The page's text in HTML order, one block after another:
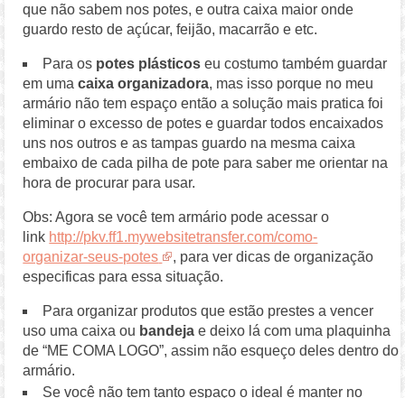
que não sabem nos potes, e outra caixa maior onde
guardo resto de açúcar, feijão, macarrão e etc.
Para os potes plásticos eu costumo também guardar
em uma caixa organizadora, mas isso porque no meu
armário não tem espaço então a solução mais pratica foi
eliminar o excesso de potes e guardar todos encaixados
uns nos outros e as tampas guardo na mesma caixa
embaixo de cada pilha de pote para saber me orientar na
hora de procurar para usar.
Obs: Agora se você tem armário pode acessar o
link http://pkv.ff1.mywebsitetransfer.com/como-
organizar-seus-potes
, para ver dicas de organização
especificas para essa situação.
Para organizar produtos que estão prestes a vencer
uso uma caixa ou bandeja e deixo lá com uma plaquinha
de “ME COMA LOGO”, assim não esqueço deles dentro do
armário.
Se você não tem tanto espaço o ideal é manter no